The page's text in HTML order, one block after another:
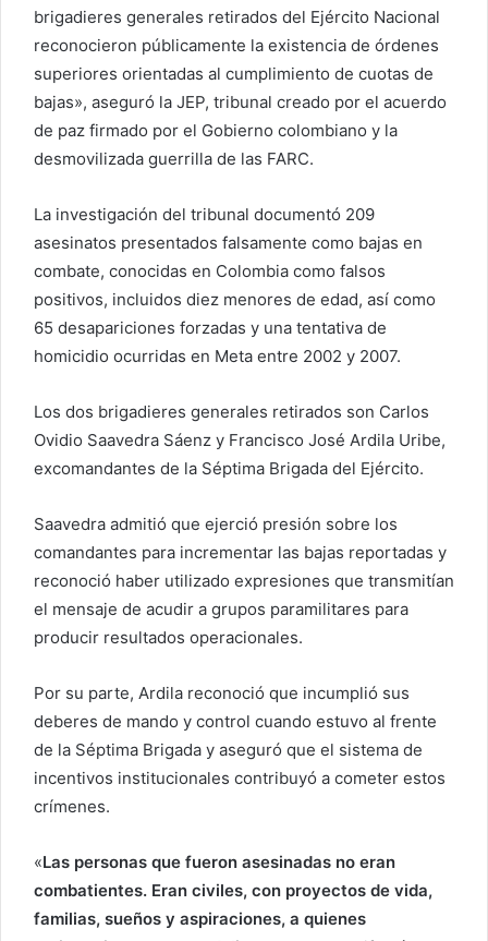
brigadieres generales retirados del Ejército Nacional
reconocieron públicamente la existencia de órdenes
superiores orientadas al cumplimiento de cuotas de
bajas», aseguró la JEP, tribunal creado por el acuerdo
de paz firmado por el Gobierno colombiano y la
desmovilizada guerrilla de las FARC.
La investigación del tribunal documentó 209
asesinatos presentados falsamente como bajas en
combate, conocidas en Colombia como falsos
positivos, incluidos diez menores de edad, así como
65 desapariciones forzadas y una tentativa de
homicidio ocurridas en Meta entre 2002 y 2007.
Los dos brigadieres generales retirados son Carlos
Ovidio Saavedra Sáenz y Francisco José Ardila Uribe,
excomandantes de la Séptima Brigada del Ejército.
Saavedra admitió que ejerció presión sobre los
comandantes para incrementar las bajas reportadas y
reconoció haber utilizado expresiones que transmitían
el mensaje de acudir a grupos paramilitares para
producir resultados operacionales.
Por su parte, Ardila reconoció que incumplió sus
deberes de mando y control cuando estuvo al frente
de la Séptima Brigada y aseguró que el sistema de
incentivos institucionales contribuyó a cometer estos
crímenes.
«Las personas que fueron asesinadas no eran
combatientes. Eran civiles, con proyectos de vida,
familias, sueños y aspiraciones, a quienes